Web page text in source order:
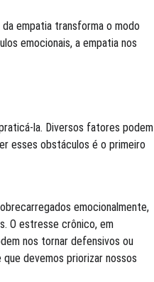
empatia transforma o modo
emocionais, a empatia nos
la. Diversos fatores podem
esses obstáculos é o primeiro
emocionalmente,
O estresse crônico, em
nos tornar defensivos ou
devemos priorizar nossos